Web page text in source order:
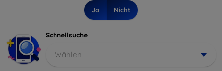
Ja Nicht
Schnellsuche
Wählen